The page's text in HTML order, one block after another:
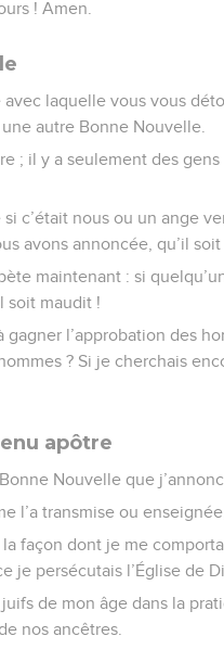
! Amen.
laquelle vous vous
autre Bonne Nouvelle.
; il y a seulement des
si c’était nous ou un ange
avons annoncée, qu’il soit
maintenant : si
soit maudit !
gagner l’approbation des
? Si je cherchais
apôtre
Nouvelle que
l’a transmise ou
façon dont je me
je persécutais l’Église de
de mon âge dans la
nos ancêtres.